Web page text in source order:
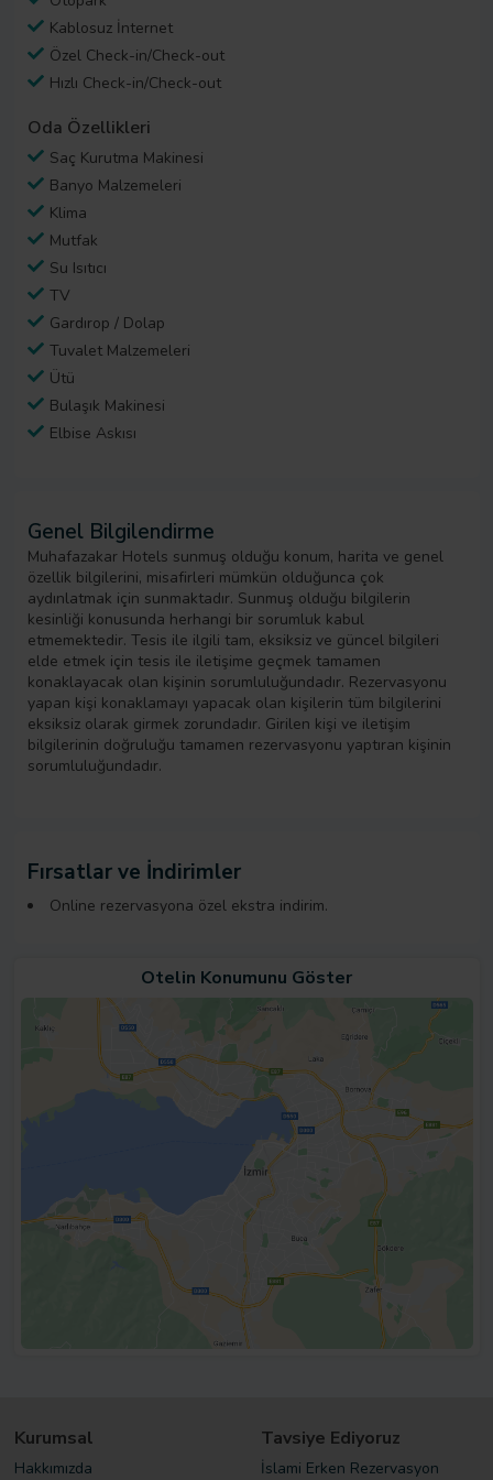
Fırsatlar ve İndirimler
Online rezervasyona özel ekstra indirim.
Otelin Konumunu Göster
Kablosuz İnternet
Özel Check-in/Check-out
Hızlı Check-in/Check-out
Oda Özellikleri
Saç Kurutma Makinesi
Banyo Malzemeleri
Klima
Mutfak
Su Isıtıcı
TV
Gardırop / Dolap
Tuvalet Malzemeleri
Ütü
Bulaşık Makinesi
Elbise Askısı
Genel Bilgilendirme
Muhafazakar Hotels sunmuş olduğu konum, harita ve genel
özellik bilgilerini, misafirleri mümkün olduğunca çok
aydınlatmak için sunmaktadır. Sunmuş olduğu bilgilerin
kesinliği konusunda herhangi bir sorumluk kabul
etmemektedir. Tesis ile ilgili tam, eksiksiz ve güncel bilgileri
elde etmek için tesis ile iletişime geçmek tamamen
konaklayacak olan kişinin sorumluluğundadır. Rezervasyonu
yapan kişi konaklamayı yapacak olan kişilerin tüm bilgilerini
eksiksiz olarak girmek zorundadır. Girilen kişi ve iletişim
bilgilerinin doğruluğu tamamen rezervasyonu yaptıran kişinin
sorumluluğundadır.
Kurumsal
Hakkımızda
Tavsiye Ediyoruz
İslami Erken Rezervasyon